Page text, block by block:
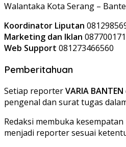
Walantaka Kota Serang –
Koordinator Liputan
Marketing dan Iklan
Web Support 081273466560
Pemberitahuan
Setiap reporterVARIA BANTEN
pengenal dan surat tugas
Redaksi membuka
menjadi reporter sesuai